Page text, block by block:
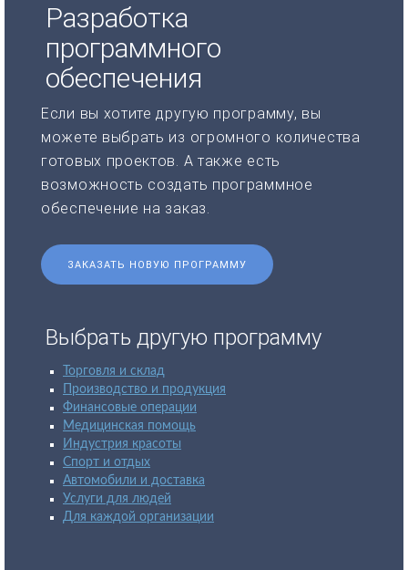
Разработка
программного
обеспечения
Если вы хотите другую программу, вы
можете выбрать из огромного количества
готовых проектов. А также есть
возможность создать программное
обеспечение на заказ.
ЗАКАЗАТЬ НОВУЮ ПРОГРАММУ
Выбрать другую программу
Торговля и склад
Производство и продукция
Финансовые операции
Медицинская помощь
Индустрия красоты
Спорт и отдых
Автомобили и доставка
Услуги для людей
Для каждой организации